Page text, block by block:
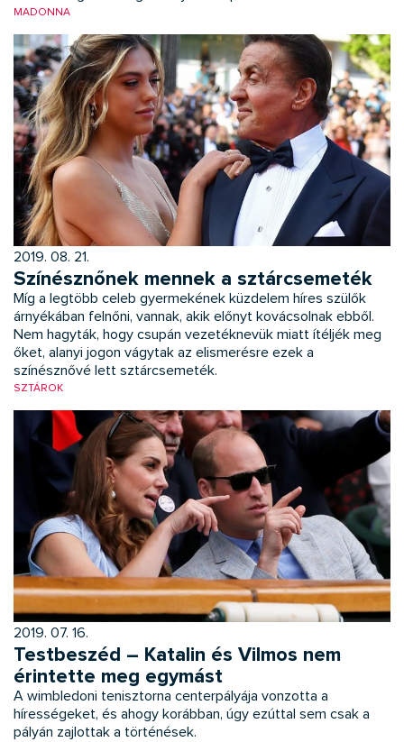
MADONNA
2019. 08. 21.
Színésznőnek mennek a sztárcsemeték
Míg a legtöbb celeb gyermeké­nek küzdelem híres szülők
árnyékában felnőni, vannak, akik előnyt kovácsolnak ebből.
Nem hagyták, hogy csupán vezetéknevük miatt ítéljék meg
őket, alanyi jogon vágytak az elismerésre ezek a
színésznővé lett sztárcsemeték.
SZTÁROK
2019. 07. 16.
Testbeszéd – Katalin és Vilmos nem
érintette meg egymást
A wimbledoni tenisztorna centerpályája vonzotta a
hírességeket, és ahogy korábban, úgy ezúttal sem csak a
pályán zajlottak a történések.